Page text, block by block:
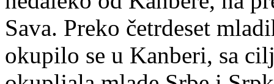
Sava. Preko četrdeset
okupilo se u Kanberi, sa